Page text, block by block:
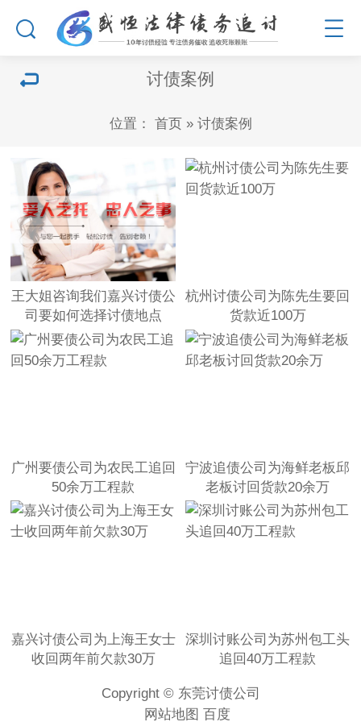
讨债案例
位置： 首页» 讨债案例
王大姐咨询我们嘉兴讨债公
司要如何选择讨债地点
杭州讨债公司为陈先生要回
货款近100万
广州要债公司为农民工追回
50余万工程款
宁波追债公司为海鲜老板邱
老板讨回货款20余万
嘉兴讨债公司为上海王女士
收回两年前欠款30万
深圳讨账公司为苏州包工头
追回40万工程款
Copyright © 东莞讨债公司
网站地图 百度